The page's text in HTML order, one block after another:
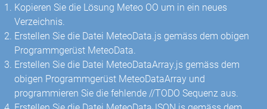
Kopieren Sie die Lösung Meteo OO um in ein neues
Verzeichnis.
Erstellen Sie die Datei MeteoData.js gemäss dem obigen
Programmgerüst MeteoData.
Erstellen Sie die Datei MeteoDataArray.js gemäss dem
obigen Programmgerüst MeteoDataArray und
programmieren Sie die fehlende //TODO Sequenz aus.